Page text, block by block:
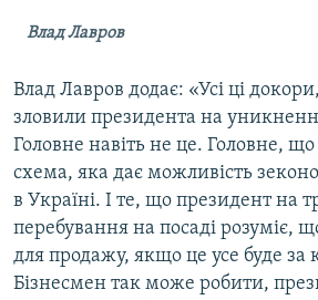
Влад Лавров
Влад Лавров додає: «Усі ці
зловили президента на
Головне навіть не це. Головне, що
схема, яка дає можливість
в Україні. І те, що президент на
перебування на посаді розуміє,
для продажу, якщо це усе буде за
Бізнесмен так може робити,